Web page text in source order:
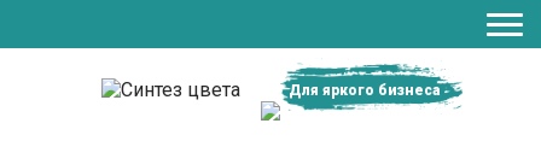
Для яркого бизнеса